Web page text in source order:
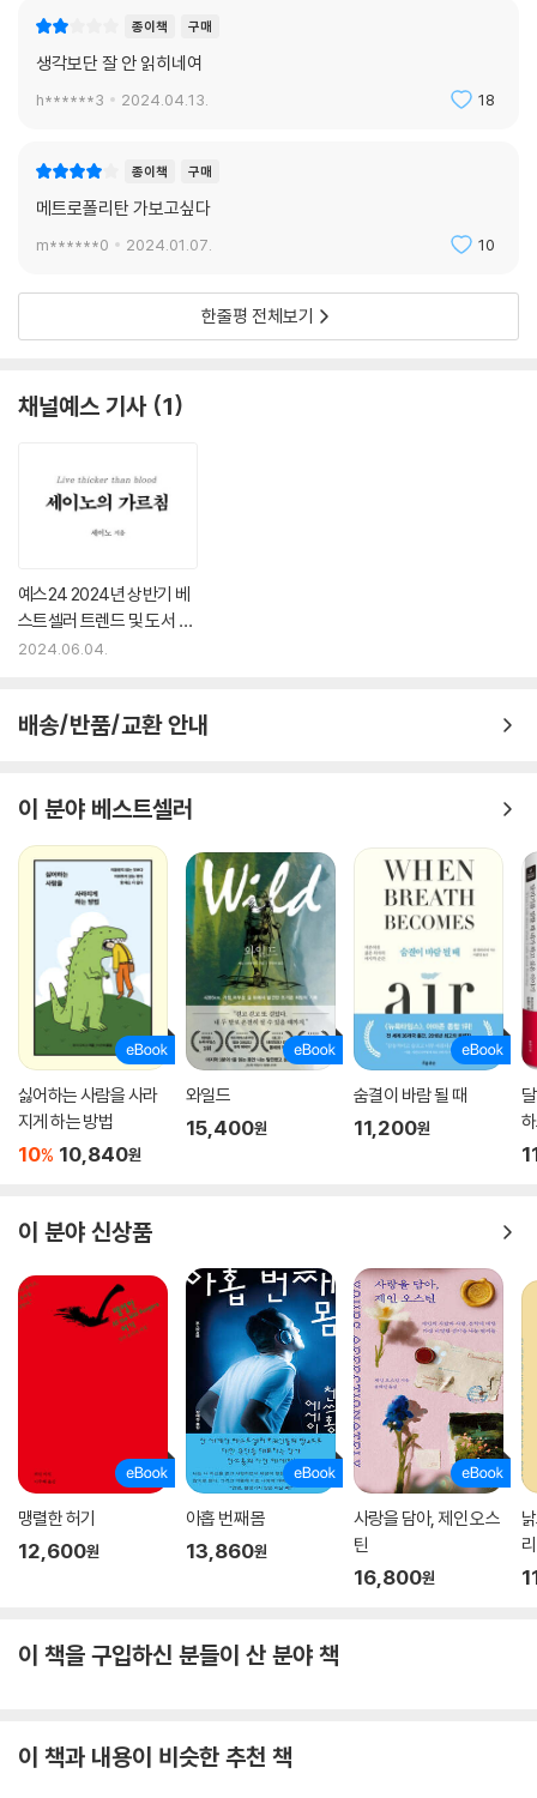
종이책 구매
생각보단 잘 안 읽히네여
h******3 2024.04.13. 18
종이책 구매
메트로폴리탄 가보고싶다
m******0 2024.01.07. 10
한줄평 전체보기
채널예스 기사 1
예스24 2024년 상반기 베
스트셀러 트렌드 및 도서 판
매 동향
2024.06.04.
배송/반품/교환 안내
이 분야 베스트셀러
싫어하는 사람을 사라
지게 하는 방법
10% 10,840원
와일드
15,400원
숨결이 바람 될 때
11,200원
이 분야 신상품
맹렬한 허기
12,600원
아홉 번째 몸
13,860원
사랑을 담아, 제인 오스
틴
16,800원
리
이 책을 구입하신 분들이 산 분야 책
이 책과 내용이 비슷한 추천 책